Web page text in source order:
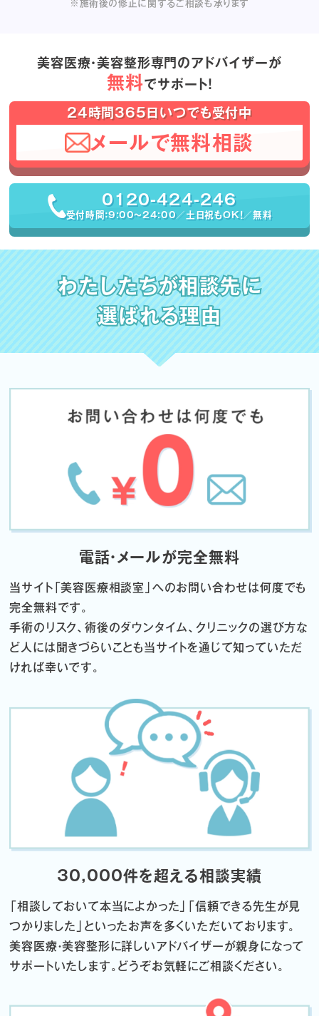
※施術後の修正に関するご相談も承ります
美容医療・美容整形専門のアドバイザーが
無料でサポート！
24時間365日いつでも受付中
メールで無料相談
0120-424-246
受付時間：9:00〜24:00／土日祝もOK！／無料
わたしたちが相談先に
選ばれる理由
電話・メールが完全無料
当サイト「美容医療相談室」へのお問い合わせは何度でも
完全無料です。
手術のリスク、術後のダウンタイム、クリニックの選び方な
ど 人には聞きづらいことも当サイトを通じて知っていただ
ければ幸いです。
30,000件を超える相談実績
「相談しておいて本当によかった」「信頼できる先生が見
つかりました」 といったお声を多くいただいております。
美容医療・美容整形に詳しいアドバイザーが親身になって
サポートいたします。 どうぞお気軽にご相談ください。